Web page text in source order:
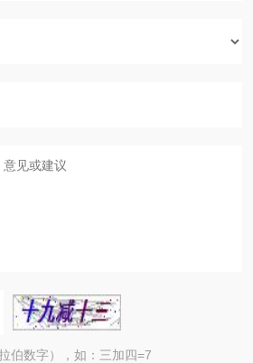
伯数字），如：三加四=7